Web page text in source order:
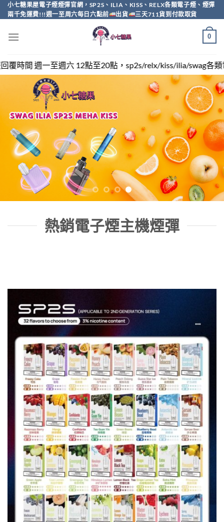
Skip
to
小七糖果屋電子煙煙彈官網，SP2S、ILIA、KISS、RELX各類電子煙、煙彈
兩千免運費!!!週一至周六每日六點前
出貨 三天711貨到付款取貨
0
至20點，sp2s/relx/kiss/ilia/swag各類電子煙煙彈買越多越便
熱銷電子煙主機煙彈